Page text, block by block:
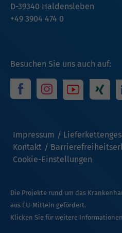
Besuchen Sie uns auch auf:
Impressum
Kontakt
Cookie-Einstellungen
D-39340 Haldensleben
+49 3904 474 0
Die Projekte rund um das
aus EU-Mitteln gefördert.
Klicken Sie für weitere